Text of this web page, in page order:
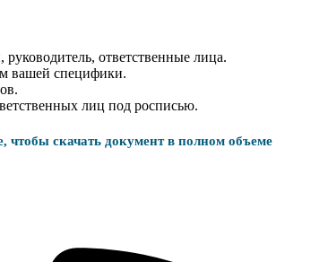
ответственные лица.
вашей специфики.
лиц под росписью.
чтобы скачать документ в полном объеме